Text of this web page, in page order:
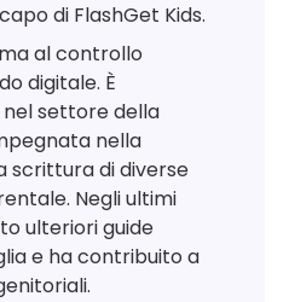
di FlashGet Kids.
al controllo
digitale. È
settore della
nella
scrittura di diverse
Negli ultimi
ulteriori guide
e ha contribuito a